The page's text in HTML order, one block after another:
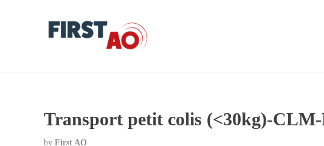
Transport petit colis (<30kg)-
by First AO